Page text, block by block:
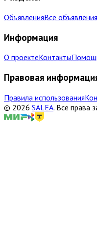
ОбъявленияВсе объявления
Информация
О проектеКонтакты
Правовая
Правила использования
© 2026 SALEA. Все права